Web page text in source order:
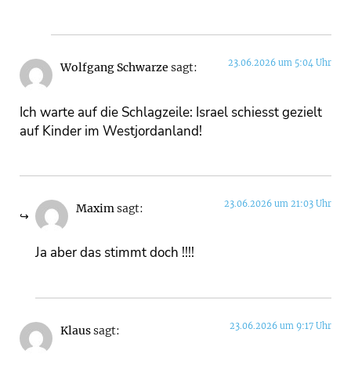
Wolfgang Schwarze sagt: 23.06.2026 um 5:04 Uhr
Ich warte auf die Schlagzeile: Israel schiesst gezielt
auf Kinder im Westjordanland!
Maximsagt: 23.06.2026 um 21:03 Uhr
Ja aber das stimmt doch !!!!
Klaussagt: 23.06.2026 um 9:17 Uhr